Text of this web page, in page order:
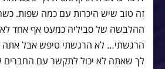
זה טוב שיש היכרות עם כמה שפות.
ההלבשה של סביליה כמעט אף אחד לא
הרגשתי… לא הרגשתי טיפש אבל
לך שאתה לא יכול לתקשר עם החברים